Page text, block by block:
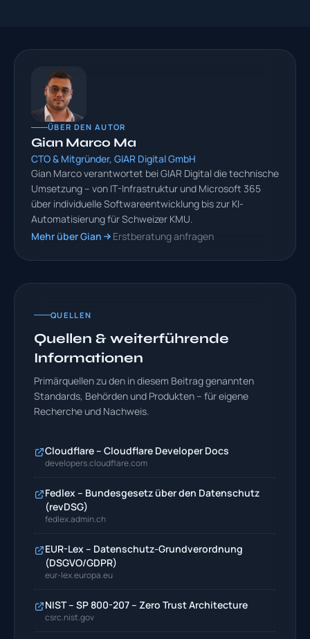
ÜBER DEN AUTOR
Gian Marco Ma
CTO & Mitgründer, GIAR Digital GmbH
Gian Marco verantwortet bei GIAR Digital die technische
Umsetzung – von IT-Infrastruktur und Microsoft 365
über individuelle Softwareentwicklung bis zur KI-
Automatisierung für Schweizer KMU.
Mehr über Gian
Erstberatung anfragen
QUELLEN
Quellen & weiterführende
Informationen
Primärquellen zu den in diesem Beitrag genannten
Standards, Behörden und Produkten – für eigene
Recherche und Nachweis.
Cloudflare – Cloudflare Developer Docs
developers.cloudflare.com
Fedlex – Bundesgesetz über den Datenschutz
(revDSG)
fedlex.admin.ch
EUR-Lex – Datenschutz-Grundverordnung
(DSGVO/GDPR)
eur-lex.europa.eu
NIST – SP 800-207 – Zero Trust Architecture
csrc.nist.gov